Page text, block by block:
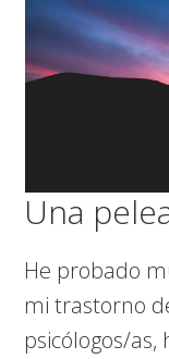
Una
He probado
mi trastorno
psicólogos/